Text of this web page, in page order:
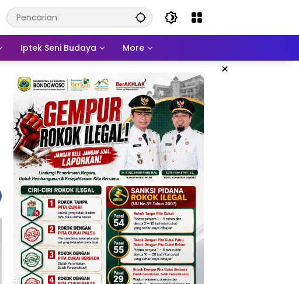
Iptek Seni Budaya More
×